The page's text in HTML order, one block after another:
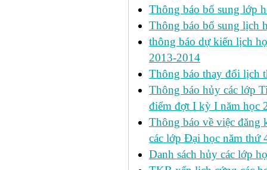
Thông báo bổ sung lớp
Thông báo bổ sung
thông báo dự kiến lịch
2013-2014
Thông báo thay đổi lịch
Thông báo hủy các lớp
điểm đợt I kỳ I năm học
Thông báo về việc đăng
các lớp Đại học năm thứ
Danh sách hủy các lớp